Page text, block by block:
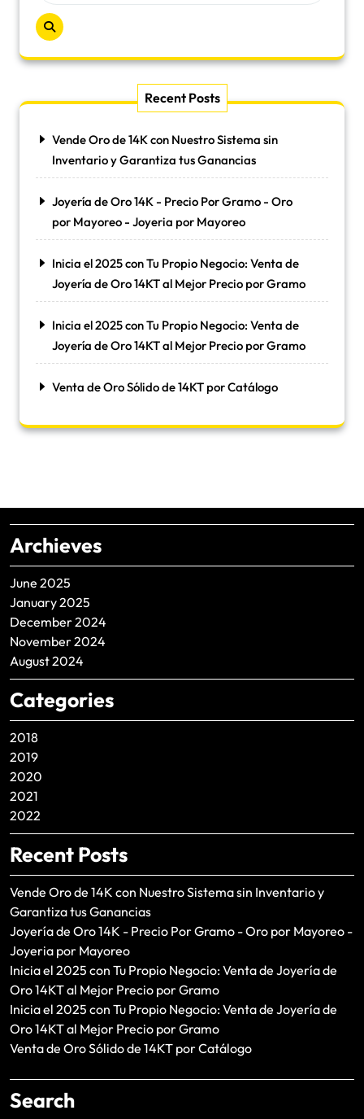
Recent Posts
Vende Oro de 14K con Nuestro Sistema sin
Inventario y Garantiza tus Ganancias
Joyería de Oro 14K - Precio Por Gramo - Oro
por Mayoreo - Joyeria por Mayoreo
Inicia el 2025 con Tu Propio Negocio: Venta de
Joyería de Oro 14KT al Mejor Precio por Gramo
Inicia el 2025 con Tu Propio Negocio: Venta de
Joyería de Oro 14KT al Mejor Precio por Gramo
Venta de Oro Sólido de 14KT por Catálogo
Archieves
June 2025
January 2025
December 2024
November 2024
August 2024
Categories
2018
2019
2020
2021
2022
Recent Posts
Vende Oro de 14K con Nuestro Sistema sin Inventario y
Garantiza tus Ganancias
Joyería de Oro 14K - Precio Por Gramo - Oro por Mayoreo -
Joyeria por Mayoreo
Inicia el 2025 con Tu Propio Negocio: Venta de Joyería de
Oro 14KT al Mejor Precio por Gramo
Inicia el 2025 con Tu Propio Negocio: Venta de Joyería de
Oro 14KT al Mejor Precio por Gramo
Venta de Oro Sólido de 14KT por Catálogo
Search